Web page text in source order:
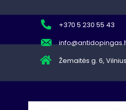
+370 5 230 55 43
Žemaitės g. 6,